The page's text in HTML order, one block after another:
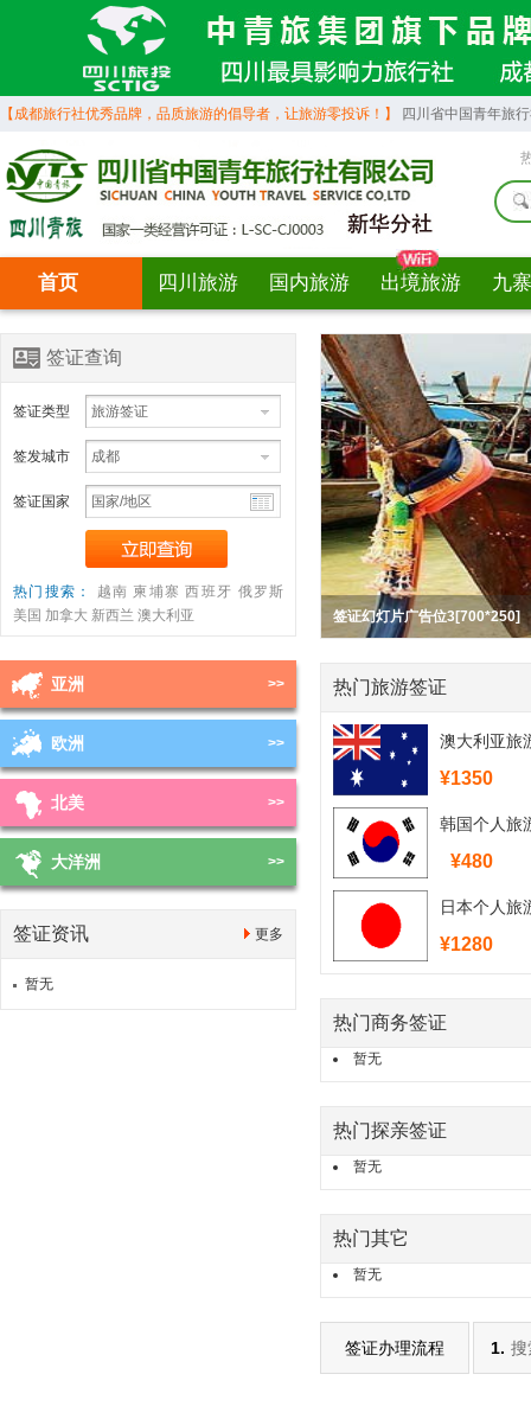
【成都旅行社优秀品牌，品质旅游的倡导者，让旅游零投诉！】 四川省中国青年旅
首页 四川旅游 国内旅游 出境旅游 九
签证查询
签证类型
签发城市
签证国家
热门搜索： 越南 柬埔寨 西班牙 俄罗斯
美国 加拿大 新西兰 澳大利亚
>>
亚洲
>>
欧洲
>>
北美
>>
大洋洲
更多
签证资讯
暂无
签证幻灯片广告位3[700*250]
热门旅游签证
澳大利亚旅
¥1350
韩国个人旅
¥480
日本个人旅
境）
¥1280
热门商务签证
暂无
热门探亲签证
暂无
热门其它
暂无
签证办理流程 1. 搜